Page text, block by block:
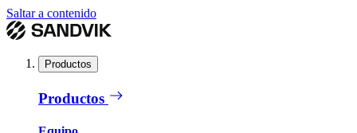
Saltar a contenido
Productos
Productos